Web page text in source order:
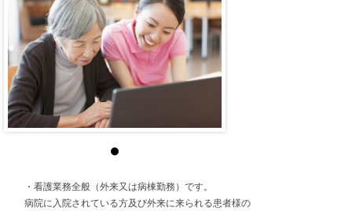
・看護業務全般（外来又は病棟勤務）です。
病院に入院されている方及び外来に来られる患者様の